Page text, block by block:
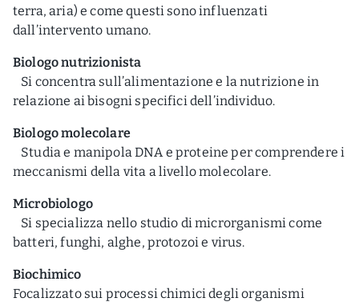
terra, aria) e come questi sono influenzati
dall’intervento umano.
Biologo nutrizionista
Si concentra sull’alimentazione e la nutrizione in
relazione ai bisogni specifici dell’individuo.
Biologo molecolare
Studia e manipola DNA e proteine per comprendere i
meccanismi della vita a livello molecolare.
Microbiologo
Si specializza nello studio di microrganismi come
batteri, funghi, alghe, protozoi e virus.
Biochimico
Focalizzato sui processi chimici degli organismi